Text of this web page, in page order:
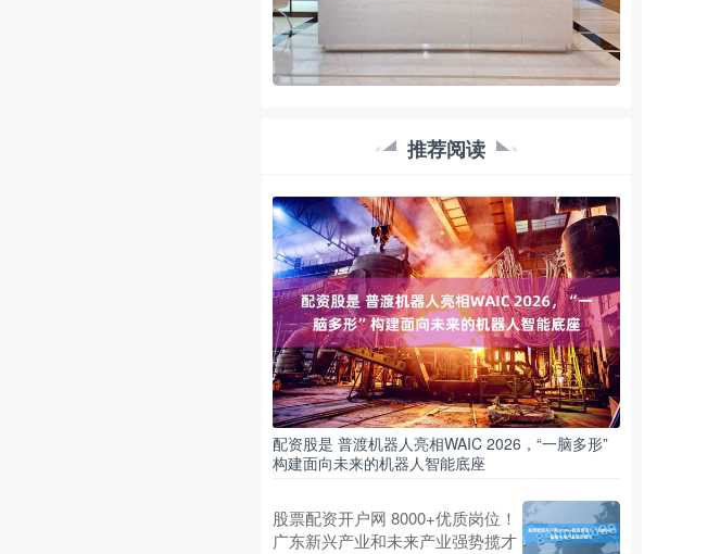
推荐阅读
配资股是 普渡机器人亮相WAIC 2026，“一脑多形”
构建面向未来的机器人智能底座
股票配资开户网 8000+优质岗位！
广东新兴产业和未来产业强势揽才